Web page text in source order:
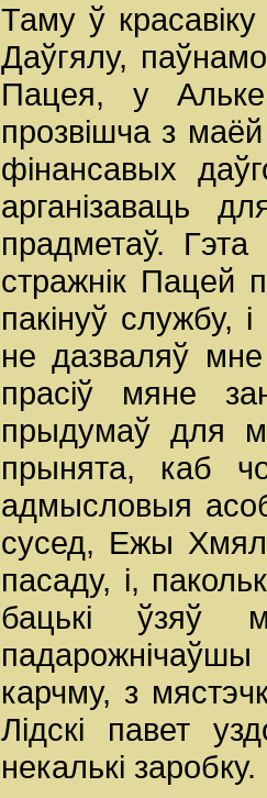
Таму ў
Даўгялу,
Пацея, у
прозвішча з
фінансавых
арганізаваць
прадметаў. Гэта
стражнік Пацей
пакінуў службу,
не дазваляў
прасіў мяне
прыдумаў для
прынята, каб
адмысловыя
сусед, Ежы
пасаду, і,
бацькі ўзяў
карчму, з
Лідскі павет
некалькі заробку.